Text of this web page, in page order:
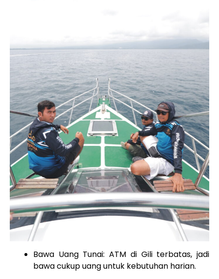
Bawa Uang Tunai: ATM di Gili terbatas, jadi
bawa cukup uang untuk kebutuhan harian.